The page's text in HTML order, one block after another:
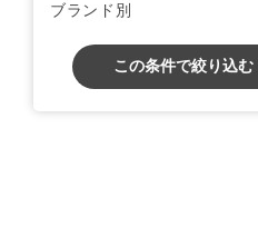
ブランド別
この条件で絞り込む